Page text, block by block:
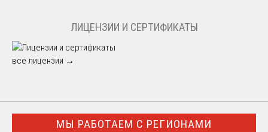
ЛИЦЕНЗИИ И СЕРТИФИКАТЫ
все лицензии →
МЫ РАБОТАЕМ С РЕГИОНАМИ